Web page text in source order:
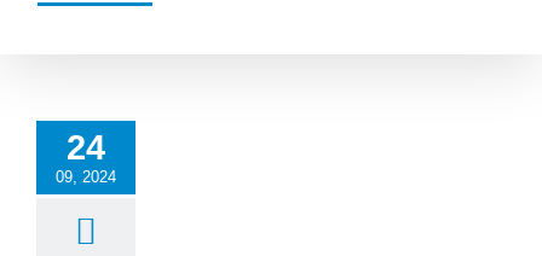
24
09, 2024